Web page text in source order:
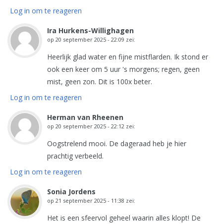
Log in om te reageren
Ira Hurkens-Willighagen
op 20 september 2025 - 22:09 zei:
Heerlijk glad water en fijne mistflarden. Ik stond er
ook een keer om 5 uur 's morgens; regen, geen
mist, geen zon. Dit is 100x beter.
Log in om te reageren
Herman van Rheenen
op 20 september 2025 - 22:12 zei:
Oogstrelend mooi. De dageraad heb je hier
prachtig verbeeld.
Log in om te reageren
Sonia Jordens
op 21 september 2025 - 11:38 zei:
Het is een sfeervol geheel waarin alles klopt! De